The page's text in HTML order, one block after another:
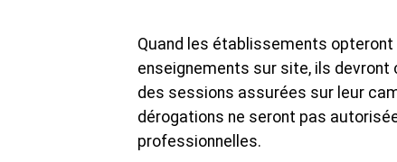
Quand les établissements opteront
enseignements sur site, ils
des sessions assurées sur leur
dérogations ne seront pas
professionnelles.